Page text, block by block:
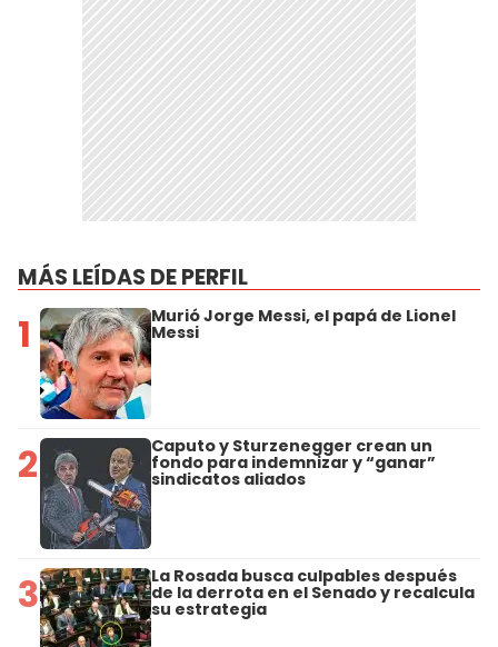
MÁS LEÍDAS DE PERFIL
1 Murió Jorge Messi, el papá de Lionel
Messi
2 Caputo y Sturzenegger crean un
fondo para indemnizar y “ganar”
sindicatos aliados
3 La Rosada busca culpables después
de la derrota en el Senado y recalcula
su estrategia